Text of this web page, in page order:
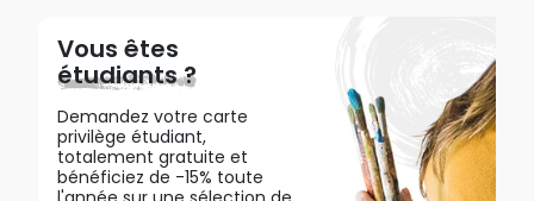
Vous êtes
étudiants ?
Demandez votre carte
privilège étudiant,
totalement gratuite et
bénéficiez de -15% toute